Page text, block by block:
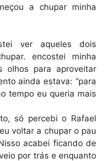
a chupar minha
ver aqueles dois
encostei minha
olhos para aproveitar
ainda estava: “para
tempo eu queria mais
só percebi o Rafael
voltar a chupar o pau
acabei ficando de
por trás e enquanto